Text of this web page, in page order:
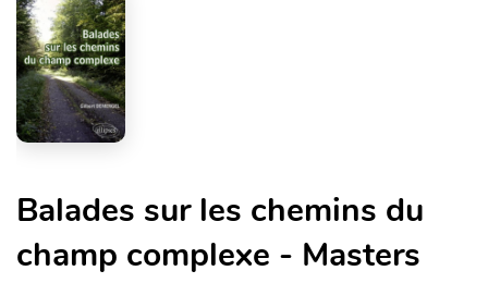
Balades sur les chemins du
champ complexe - Masters